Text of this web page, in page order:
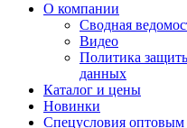
О компании
Сводная
Видео
Политика
данных
Каталог и цены
Новинки
Спецусловия оптовым